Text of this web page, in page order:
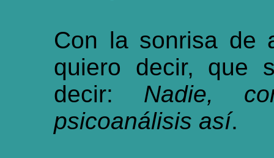
Con la sonrisa de
quiero decir, que
decir: Nadie,
psicoanálisis así.